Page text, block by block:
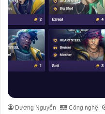
Dương Nguyễn Công nghệ